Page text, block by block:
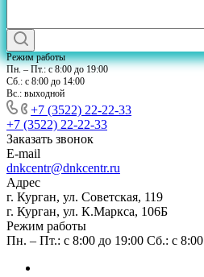
Режим работы
Пн. – Пт.: с 8:00 до 19:00
Сб.: с 8:00 до 14:00
Вс.: выходной
+7 (3522) 22-22-33
+7 (3522) 22-22-33
Заказать звонок
E-mail
dnkcentr@dnkcentr.ru
Адрес
г. Курган, ул. Советская, 119
г. Курган, ул. К.Маркса, 106Б
Режим работы
Пн. – Пт.: с 8:00 до 19:00 Сб.: с